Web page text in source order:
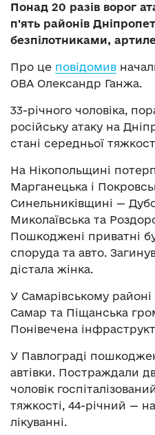
Понад 20 разів ворог
п'ять районів
безпілотниками,
Про це повідомив
ОВА Олександр Ганжа.
33-річного чоловіка,
російську атаку на
стані середньої
На Нікопольщині
Марганецька і
Синельниківщині —
Миколаївська та
Пошкоджені приватні
споруда та авто.
дістала жінка.
У Самарівському
Самар та Піщанська
Понівечена
У Павлограді
автівки. Постраждали
чоловік
тяжкості, 44-річний —
лікуванні.